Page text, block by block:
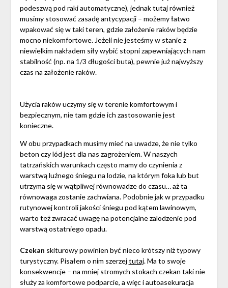
podeszwą pod raki automatyczne), jednak tutaj również
musimy stosować zasadę antycypacji – możemy łatwo
wpakować się w taki teren, gdzie założenie raków będzie
mocno niekomfortowe. Jeżeli nie jesteśmy w stanie z
niewielkim nakładem siły wybić stopni zapewniających nam
stabilność (np. na 1/3 długości buta), pewnie już najwyższy
czas na założenie raków.
Użycia raków uczymy się w terenie komfortowym i
bezpiecznym, nie tam gdzie ich zastosowanie jest
konieczne.
W obu przypadkach musimy mieć na uwadze, że nie tylko
beton czy lód jest dla nas zagrożeniem. W naszych
tatrzańskich warunkach często mamy do czynienia z
warstwą luźnego śniegu na lodzie, na którym foka lub but
utrzyma się w wątpliwej równowadze do czasu… aż ta
równowaga zostanie zachwiana. Podobnie jak w przypadku
rutynowej kontroli jakości śniegu pod kątem lawinowym,
warto też zwracać uwagę na potencjalne zalodzenie pod
warstwą ostatniego opadu.
Czekan skiturowy powinien być nieco krótszy niż typowy
turystyczny. Pisałem o nim szerzejtutaj. Ma to swoje
konsekwencje – na mniej stromych stokach czekan taki nie
służy za komfortowe podparcie, a więc i autoasekuracja